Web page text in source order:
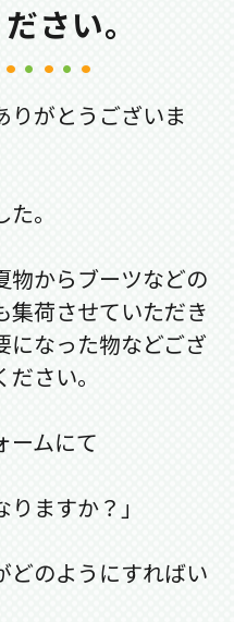
さい。
りがとうございま
。
物からブーツなどの
集荷させていただき
になった物などござ
さい。
ームにて
ますか？」
どのようにすればい